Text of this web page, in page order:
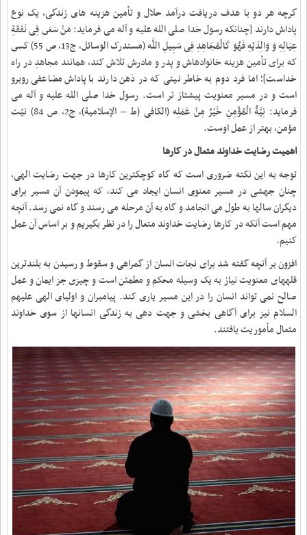
گرچه هر دو با هدف دریافت درآمد حلال و تأمین هزینه های زندگی، یک نوع
پاداش دارند [چنانکه رسول خدا صلی الله علیه و آله می فرماید: مَنْ‏ سَعَى‏ فِی‏ نَفَقَةِ
عِیَالِهِ‏ وَ وَالِدَیْهِ فَهُوَ کَالْمُجَاهِدِ فِی سَبِیلِ اللَّه‏ (مستدرک الوسائل، ج‏13، ص 55) کسى
که براى تأمین هزینه خانواده‏اش و پدر و مادرش تلاش کند، همانند مجاهدِ در راه
خداست]؛ اما فرد دوم به خاطر نیتی که در ذهن دارند با پاداش مضاعفی روبرو
است و در مسیر معنویت پیشتاز تر است. رسول خدا صلی الله علیه و آله می
فرماید: نِیَّةُ الْمُؤْمِنِ خَیْرٌ مِنْ‏ عَمَلِه‏ (الکافی (ط – الإسلامیة)، ج‏2، ص 84) نیّت
مؤمن، بهتر از عمل اوست‏.
اهمیت رضایت خداوند متعال در کارها
توجه به این نکته ضروری است که گاه کوچکترین کارها در جهت رضایت الهی،
چنان جهشی در مسیر معنوی انسان ایجاد می کند، که پیمودن آن مسیر برای
دیگران سالها به طول می انجامد و گاه به آن مرحله می رسند و گاه نمی رسد. آنچه
مهم است آنکه در کارها رضایت خداوند متعال را در نظر بگیریم و بر اساس آن عمل
کنیم.
افزون بر آنچه گفته شد براى نجات انسان از گمراهی و سقوط و رسیدن به بلندترین
قله‏هاى معنویت نیاز به یک وسیله محکم و مطمئن است و چیزى جز ایمان و عمل
صالح نمی تواند انسان را در این مسیر یاری کند. پیامبران و اولیای الهی علیهم
السلام نیز برای آگاهی بخشی و جهت دهی به زندگی انسانها از سوی خداوند
متعال مأموریت یافتند.